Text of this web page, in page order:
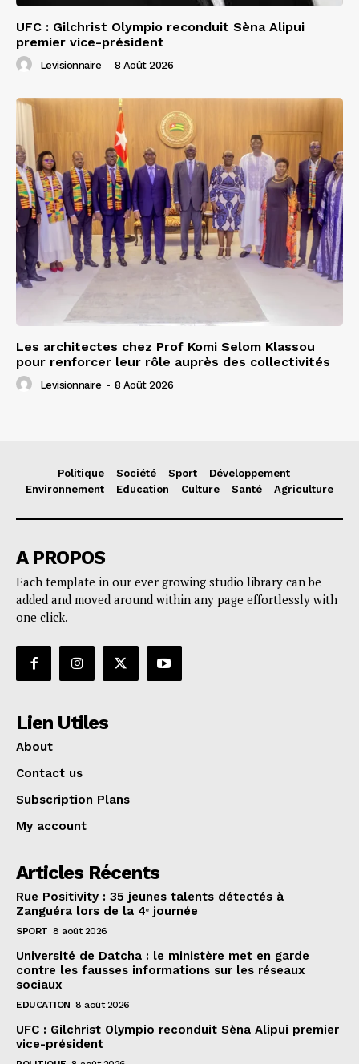
UFC : Gilchrist Olympio reconduit Sèna Alipui
premier vice-président
Levisionnaire - 8 Août 2026
Les architectes chez Prof Komi Selom Klassou
pour renforcer leur rôle auprès des collectivités
Levisionnaire - 8 Août 2026
Politique Société Sport
Développement
Environnement
Education Culture Santé Agriculture
A PROPOS
Each template in our ever growing studio library can be
added and moved around within any page effortlessly with
one click.
Lien Utiles
About
Contact us
Subscription Plans
My account
Articles Récents
Rue Positivity : 35 jeunes talents détectés à
Zanguéra lors de la 4ᵉ journée
SPORT 8 août 2026
Université de Datcha : le ministère met en garde
contre les fausses informations sur les réseaux
sociaux
EDUCATION 8 août 2026
UFC : Gilchrist Olympio reconduit Sèna Alipui premier
vice-président